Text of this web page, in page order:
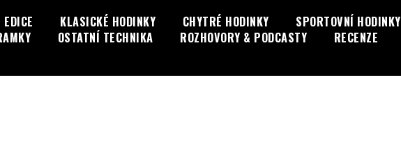
KLASICKÉ HODINKY CHYTRÉ HODINKY
SPORTOVNÍ HODINKY
OSTATNÍ TECHNIKA ROZHOVORY & PODCASTY RECENZE